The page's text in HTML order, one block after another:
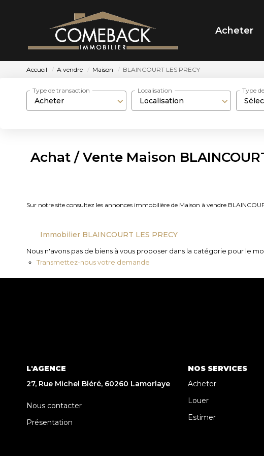
Acheter
Accueil A vendre Maison BLAINCOURT LES PRECY
Acheter
Type de transaction
Localisation
Localisation Type
Achat / Vente Maison
Sur notre site consultez les annonces immobilière de Maison à vendre
Immobilier BLAINCOURT LES PRECY
Nous n'avons pas de biens à vous proposer dans la catégorie pour le
Transmettez-nous votre demande
L'AGENCE
27, Rue Michel Bléré, 60260 Lamorlaye
Nous contacter
Présentation
NOS SERVICES
Acheter
Louer
Estimer